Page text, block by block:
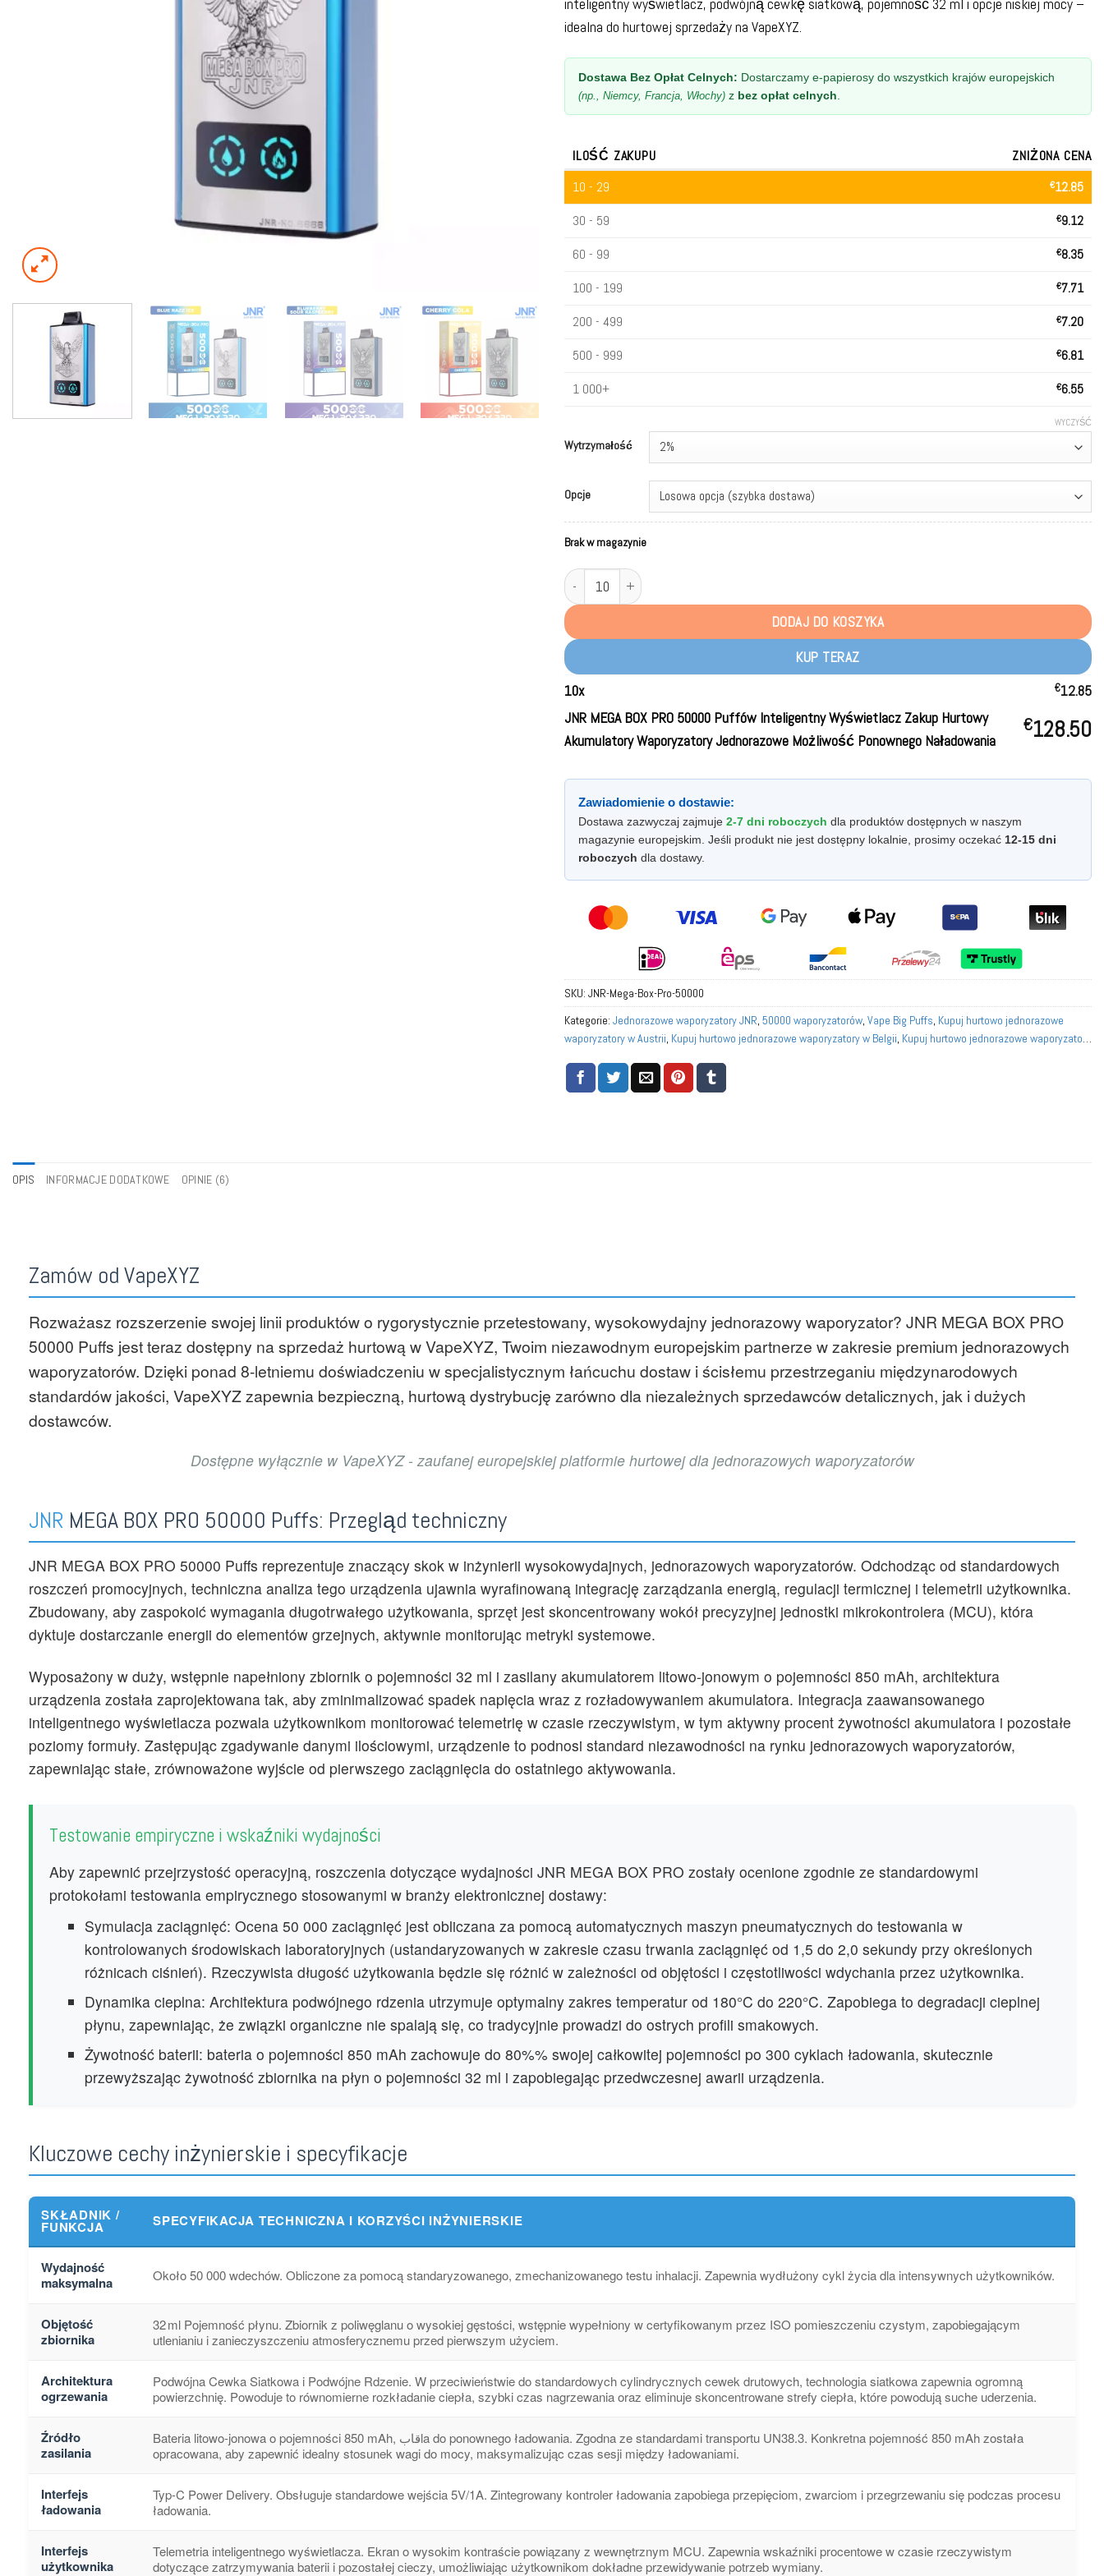
inteligentny wyświetlacz, podwójną cewkę siatkową, pojemność 32 ml i opcje niskiej mocy –
idealna do hurtowej sprzedaży na VapeXYZ.
Dostawa Bez Opłat Celnych: Dostarczamy e-papierosy do wszystkich krajów europejskich
(np., Niemcy, Francja, Włochy) z bez opłat celnych
ILOŚĆ ZAKUPU
ZNIŻONA CENA
10 - 29
€12.85
30 - 59
€9.12
60 - 99
€8.35
100 - 199
€7.71
200 - 499
€7.20
500 - 999
€6.81
1 000+
€6.55
Wytrzymałość
Opcje
WYCZYŚĆ
Brak w magazynie
ilość JNR MEGA BOX PRO 50000 Puffs Smart Display Bulk Buy Rechargeable Disposable Vapes Wholesale
DODAJ DO KOSZYKA
KUP TERAZ
10x €12.85
JNR MEGA BOX PRO 50000 Puffów Inteligentny Wyświetlacz Zakup Hurtowy
Akumulatory Waporyzatory Jednorazowe Możliwość Ponownego Naładowania
€128.50
Zawiadomienie o dostawie:
Dostawa zazwyczaj zajmuje 2-7 dni roboczych dla produktów dostępnych w naszym
magazynie europejskim. Jeśli produkt nie jest dostępny lokalnie, prosimy oczekać 12-15 dni
roboczych dla dostawy.
SKU: JNR-Mega-Box-Pro-50000
Kategorie: Jednorazowe waporyzatory JNR, 50000 waporyzatorów, Vape Big Puffs, Kupuj hurtowo jednorazowe
waporyzatory w Austrii, Kupuj hurtowo jednorazowe waporyzatory w Belgii, Kupuj hurtowo jednorazowe waporyzatory
Niemczech,Kupuj hurtowo jednorazowe waporyzatory we Włoszech
Holandii,Kupuj hurtowo jednorazowe waporyzatory w Norwegii
OPIS INFORMACJE DODATKOWE OPINIE (6)
Zamów od VapeXYZ
Rozważasz rozszerzenie swojej linii produktów o rygorystycznie przetestowany, wysokowydajny jednorazowy waporyzator? JNR MEGA BOX PRO
50000 Puffs jest teraz dostępny na sprzedaż hurtową w VapeXYZ, Twoim niezawodnym europejskim partnerze w zakresie premium jednorazowych
waporyzatorów. Dzięki ponad 8-letniemu doświadczeniu w specjalistycznym łańcuchu dostaw i ścisłemu przestrzeganiu międzynarodowych
standardów jakości, VapeXYZ zapewnia bezpieczną, hurtową dystrybucję zarówno dla niezależnych sprzedawców detalicznych, jak i dużych
dostawców.
Dostępne wyłącznie w VapeXYZ - zaufanej europejskiej platformie hurtowej dla jednorazowych waporyzatorów
JNR MEGA BOX PRO 50000 Puffs: Przegląd techniczny
JNR MEGA BOX PRO 50000 Puffs reprezentuje znaczący skok w inżynierii wysokowydajnych, jednorazowych waporyzatorów. Odchodząc od standardowych
roszczeń promocyjnych, techniczna analiza tego urządzenia ujawnia wyrafinowaną integrację zarządzania energią, regulacji termicznej i telemetrii użytkownika.
Zbudowany, aby zaspokoić wymagania długotrwałego użytkowania, sprzęt jest skoncentrowany wokół precyzyjnej jednostki mikrokontrolera (MCU), która
dyktuje dostarczanie energii do elementów grzejnych, aktywnie monitorując metryki systemowe.
Wyposażony w duży, wstępnie napełniony zbiornik o pojemności 32 ml i zasilany akumulatorem litowo-jonowym o pojemności 850 mAh, architektura
urządzenia została zaprojektowana tak, aby zminimalizować spadek napięcia wraz z rozładowywaniem akumulatora. Integracja zaawansowanego
inteligentnego wyświetlacza pozwala użytkownikom monitorować telemetrię w czasie rzeczywistym, w tym aktywny procent żywotności akumulatora i pozostałe
poziomy formuły. Zastępując zgadywanie danymi ilościowymi, urządzenie to podnosi standard niezawodności na rynku jednorazowych waporyzatorów,
zapewniając stałe, zrównoważone wyjście od pierwszego zaciągnięcia do ostatniego aktywowania.
Testowanie empiryczne i wskaźniki wydajności
Aby zapewnić przejrzystość operacyjną, roszczenia dotyczące wydajności JNR MEGA BOX PRO zostały ocenione zgodnie ze standardowymi
protokołami testowania empirycznego stosowanymi w branży elektronicznej dostawy:
Symulacja zaciągnięć: Ocena 50 000 zaciągnięć jest obliczana za pomocą automatycznych maszyn pneumatycznych do testowania w
kontrolowanych środowiskach laboratoryjnych (ustandaryzowanych w zakresie czasu trwania zaciągnięć od 1,5 do 2,0 sekundy przy określonych
różnicach ciśnień). Rzeczywista długość użytkowania będzie się różnić w zależności od objętości i częstotliwości wdychania przez użytkownika.
Dynamika cieplna: Architektura podwójnego rdzenia utrzymuje optymalny zakres temperatur od 180°C do 220°C. Zapobiega to degradacji cieplnej
płynu, zapewniając, że związki organiczne nie spalają się, co tradycyjnie prowadzi do ostrych profili smakowych.
Żywotność baterii: bateria o pojemności 850 mAh zachowuje do 80%% swojej całkowitej pojemności po 300 cyklach ładowania, skutecznie
przewyższając żywotność zbiornika na płyn o pojemności 32 ml i zapobiegając przedwczesnej awarii urządzenia.
Kluczowe cechy inżynierskie i specyfikacje
SKŁADNIK /
FUNKCJA SPECYFIKACJA TECHNICZNA I KORZYŚCI INŻYNIERSKIE
Wydajność
maksymalna
Około 50 000 wdechów. Obliczone za pomocą standaryzowanego, zmechanizowanego testu inhalacji. Zapewnia wydłużony cykl życia dla intensywnych użytkowników.
Objętość
zbiornika
32 ml Pojemność płynu. Zbiornik z poliwęglanu o wysokiej gęstości, wstępnie wypełniony w certyfikowanym przez ISO pomieszczeniu czystym, zapobiegającym
utlenianiu i zanieczyszczeniu atmosferycznemu przed pierwszym użyciem.
Architektura
ogrzewania
Podwójna Cewka Siatkowa i Podwójne Rdzenie. W przeciwieństwie do standardowych cylindrycznych cewek drutowych, technologia siatkowa zapewnia ogromną
powierzchnię. Powoduje to równomierne rozkładanie ciepła, szybki czas nagrzewania oraz eliminuje skoncentrowane strefy ciepła, które powodują suche uderzenia.
Źródło
zasilania
Bateria litowo-jonowa o pojemności 850 mAh, قابla do ponownego ładowania. Zgodna ze standardami transportu UN38.3. Konkretna pojemność 850 mAh została
opracowana, aby zapewnić idealny stosunek wagi do mocy, maksymalizując czas sesji między ładowaniami.
Interfejs
ładowania
Typ-C Power Delivery. Obsługuje standardowe wejścia 5V/1A. Zintegrowany kontroler ładowania zapobiega przepięciom, zwarciom i przegrzewaniu się podczas procesu
ładowania.
Interfejs
użytkownika
Telemetria inteligentnego wyświetlacza. Ekran o wysokim kontraście powiązany z wewnętrznym MCU. Zapewnia wskaźniki procentowe w czasie rzeczywistym
dotyczące zatrzymywania baterii i pozostałej cieczy, umożliwiając użytkownikom dokładne przewidywanie potrzeb wymiany.